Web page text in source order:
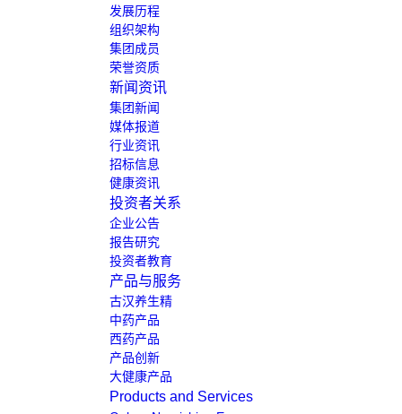
发展历程
组织架构
集团成员
荣誉资质
新闻资讯
集团新闻
媒体报道
行业资讯
招标信息
健康资讯
投资者关系
企业公告
报告研究
投资者教育
产品与服务
古汉养生精
中药产品
西药产品
产品创新
大健康产品
Products and Services